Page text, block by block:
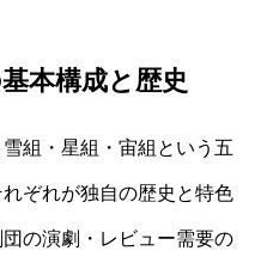
本構成と歴史
組・星組・宙組という五
ぞれが独自の歴史と特色
の演劇・レビュー需要の